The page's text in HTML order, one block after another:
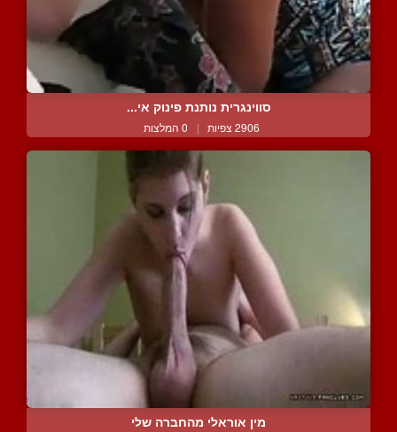
סווינגרית נותנת פינוק אי...
2906 צפיות | 0 המלצות
מין אוראלי מהחברה שלי